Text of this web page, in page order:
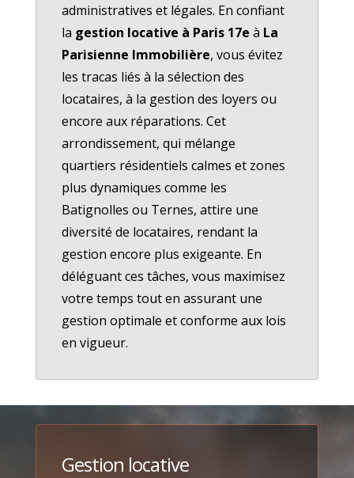
administratives et légales. En confiant
la gestion locative à Paris 17e à La
Parisienne Immobilière, vous évitez
les tracas liés à la sélection des
locataires, à la gestion des loyers ou
encore aux réparations. Cet
arrondissement, qui mélange
quartiers résidentiels calmes et zones
plus dynamiques comme les
Batignolles ou Ternes, attire une
diversité de locataires, rendant la
gestion encore plus exigeante. En
déléguant ces tâches, vous maximisez
votre temps tout en assurant une
gestion optimale et conforme aux lois
en vigueur.
Gestion locative